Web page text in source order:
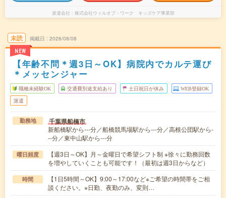
派遣会社 株式会社ウィルオブ・ワーク キッズケア事業部
未読
NEW
掲載日 2026/08/08
【年齢不問＊週3日～OK】病院内でカルテ運び
＊メッセンジャー
職種未経験OK 交通費別途支給あり 土日祝日が休み WEB登録OK
派遣
勤務地 千葉県船橋市
新船橋駅から---分／船橋競馬場駅から---分／高根公団駅から-
--分／東中山駅から---分
曜日頻度
【週3日～OK】月～金曜日で希望シフト制 ※徐々に勤務回数
を増やしていくことも可能です！（最初は週3日からなど）
時間
【1日5時間～OK】9:00～17:00など※ご希望の時間帯をご相
談ください。※日勤、夜勤のみ、変則…